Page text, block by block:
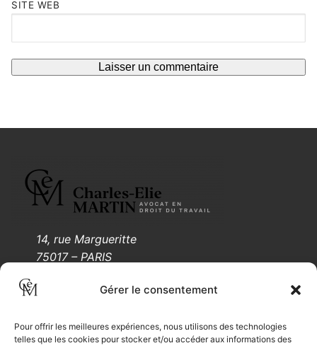
Gérer le consentement
Pour offrir les meilleures expériences, nous utilisons des technologies
telles que les cookies pour stocker et/ou accéder aux informations des
SITE WEB
14, rue Margueritte
75017 – PARIS
Mentions légales